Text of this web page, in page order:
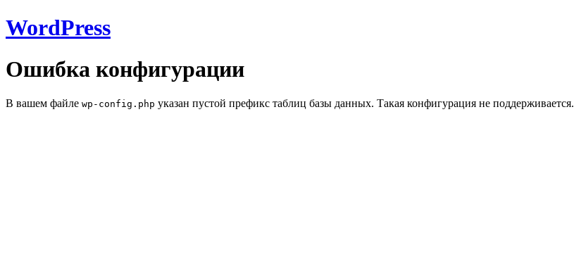
WordPress
Ошибка конфигурации
В вашем файле wp-config.php указан пустой префикс таблиц базы данных. Такая конфигурация не поддерживается.